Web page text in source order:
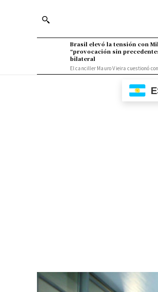
Brasil elevó la tensión con
“provocación sin
bilateral
El canciller Mauro Vieira cuestionó